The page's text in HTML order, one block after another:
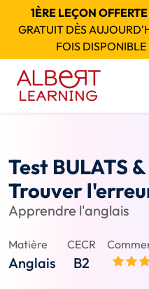
1ÈRE LEÇON OFFERTE
GRATUIT DÈS
FOIS DISPONIBLE
Test BULATS
Trouver
Apprendre l'anglais
Matière
Anglais
CECR
B2